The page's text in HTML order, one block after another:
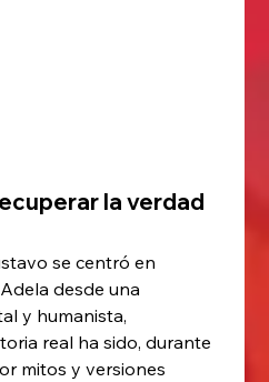
la verdad
se centró en
desde una
y humanista,
real ha sido, durante
mitos y versiones